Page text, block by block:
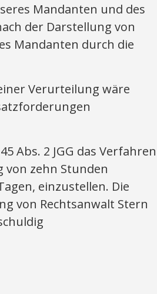
Mandanten und des
der Darstellung von
Mandanten durch die
Verurteilung wäre
Abs. 2 JGG das Verfahren
von zehn Stunden
einzustellen. Die
von Rechtsanwalt Stern